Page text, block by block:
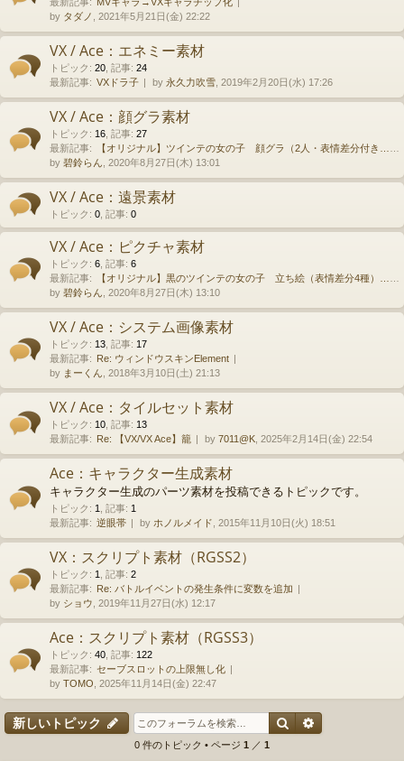
by タダノ , 2021年5月21日(金) 22:22
VX / Ace：エネミー素材
トピック : 20 記事: 24
最新記事: VXドラ子 by 永久力吹雪 , 2019年2月20日(水) 17:26
VX / Ace：顔グラ素材
トピック : 16 記事: 27
最新記事:
【オリジナル】ツインテの女の子 顔グラ（2人・表情差分付き…
by 碧鈴らん , 2020年8月27日(木) 13:01
VX / Ace：遠景素材
トピック : 0 記事: 0
VX / Ace：ピクチャ素材
トピック : 6 記事: 6
最新記事:
【オリジナル】黒のツインテの女の子 立ち絵（表情差分4種）…
by 碧鈴らん , 2020年8月27日(木) 13:10
VX / Ace：システム画像素材
トピック : 13 記事: 17
最新記事: Re: ウィンドウスキンElement
by まーくん , 2018年3月10日(土) 21:13
VX / Ace：タイルセット素材
トピック : 10 記事: 13
最新記事: Re: 【VX/VX Ace】籠 by 7011@K , 2025年2月14日(金) 22:54
Ace：キャラクター生成素材
キャラクター生成のパーツ素材を投稿できるトピックです。
トピック : 1 記事: 1
最新記事: 逆眼帯 by ホノルメイド , 2015年11月10日(火) 18:51
VX：スクリプト素材（RGSS2）
トピック : 1 記事: 2
最新記事: Re: バトルイベントの発生条件に変数を追加
by ショウ , 2019年11月27日(水) 12:17
Ace：スクリプト素材（RGSS3）
トピック : 40 記事: 122
最新記事: セーブスロットの上限無し化
by TOMO , 2025年11月14日(金) 22:47
新しいトピック 検索
0 件のトピック • ページ 1 ／ 1